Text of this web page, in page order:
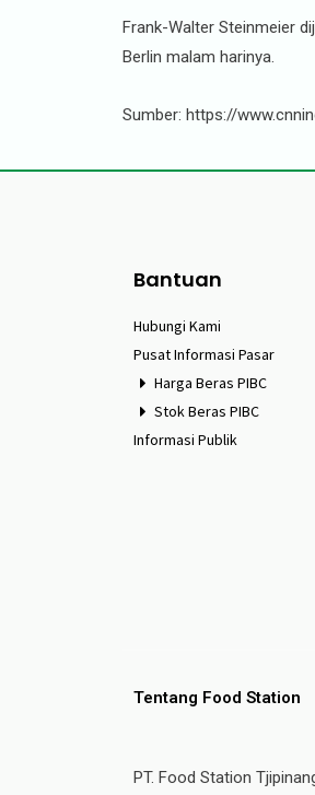
Frank-Walter Steinmeier
Berlin malam harinya.
Sumber: https://
Bantuan
Hubungi Kami
Pusat Informasi Pasar
Harga Beras PIBC
Stok Beras PIBC
Informasi Publik
Tentang Food Station
PT. Food Station